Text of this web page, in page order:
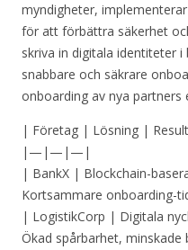
myndigheter,
för att förbättra säkerhet
skriva in digitala identiteter
snabbare och säkrare
onboarding av nya partners
| Företag | Lösning |
|—|—|—|
| BankX | Blockchain-
Kortsammare onboarding-
| LogistikCorp | Digitala
Ökad spårbarhet, minskade